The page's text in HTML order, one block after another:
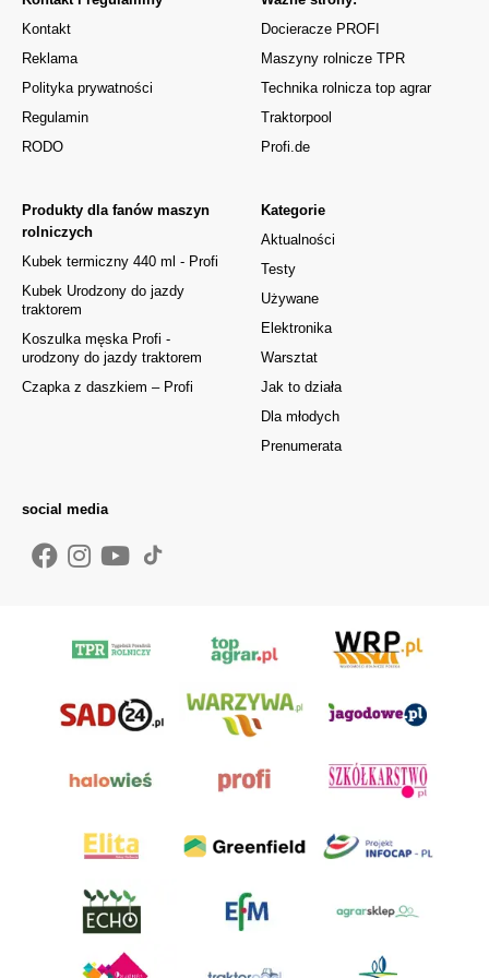
Kontakt
Reklama
Polityka prywatności
Regulamin
RODO
Kategorie
Aktualności
Testy
Używane
Elektronika
Warsztat
Jak to działa
Dla młodych
Prenumerata
Produkty dla fanów maszyn
rolniczych
Kubek termiczny 440 ml - Profi
Kubek Urodzony do jazdy
traktorem
Koszulka męska Profi -
urodzony do jazdy traktorem
Czapka z daszkiem – Profi
Docieracze PROFI
Maszyny rolnicze TPR
Technika rolnicza top agrar
Traktorpool
Profi.de
social media